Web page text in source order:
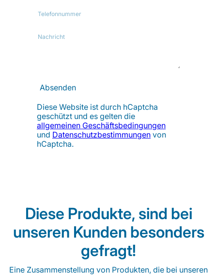
Telefonnummer
Nachricht
Absenden
Diese Website ist durch hCaptcha
geschützt und es gelten die
allgemeinen Geschäftsbedingungen
und Datenschutzbestimmungen von
hCaptcha.
Diese Produkte, sind bei
unseren Kunden besonders
gefragt!
Eine Zusammenstellung von Produkten, die bei unseren